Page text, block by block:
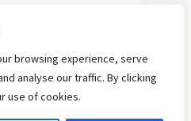
browsing experience, serve
analyse our traffic. By clicking
use of cookies.
. All Rights Reserved.